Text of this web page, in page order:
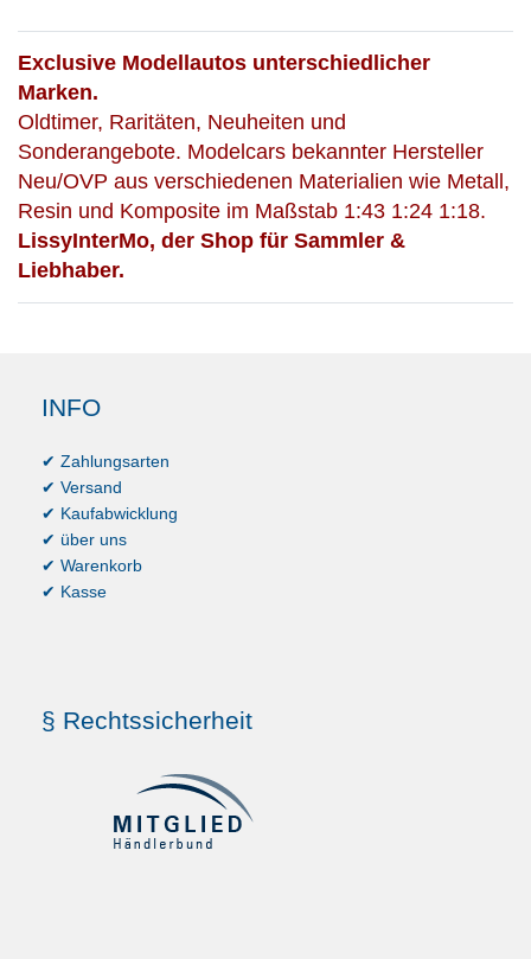
Exclusive Modellautos unterschiedlicher
Marken.
Oldtimer, Raritäten, Neuheiten und
Sonderangebote. Modelcars bekannter Hersteller
Neu/OVP aus verschiedenen Materialien wie Metall,
Resin und Komposite im Maßstab 1:43 1:24 1:18.
LissyInterMo, der Shop für Sammler &
Liebhaber.
INFO
✔ Zahlungsarten
✔ Versand
✔ Kaufabwicklung
✔ über uns
✔ Warenkorb
✔ Kasse
§ Rechtssicherheit